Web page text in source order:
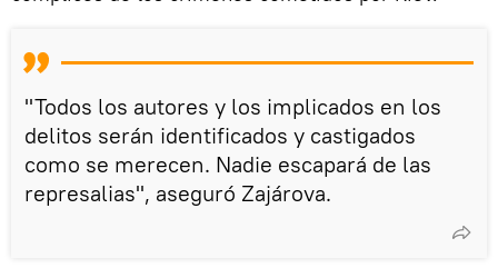
"Todos los autores y los implicados en los
delitos serán identificados y castigados
como se merecen. Nadie escapará de las
represalias", aseguró Zajárova.